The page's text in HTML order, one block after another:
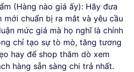
(Hàng nào giá ấy): Hãy đưa
mới chuẩn bị ra mắt và yêu cầu
mức giá mà họ nghĩ là chính
chỉ tạo sự tò mò, tăng tương
hay để shop thăm dò xem
hàng sẵn sàng chi trả nhất.